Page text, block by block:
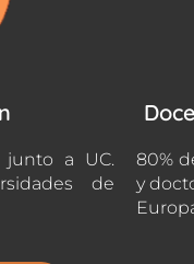
junto a UC.
de
80%
y